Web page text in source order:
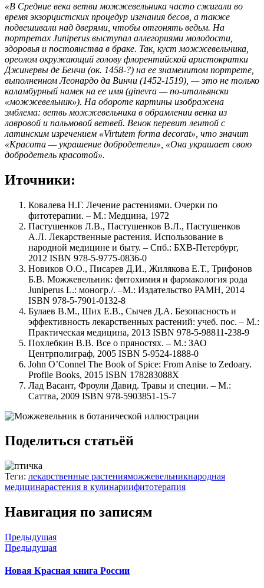
«В Средние века ветви можжевельника часто сжигали во
время экзорцистских процедур изгнания бесов, а также
подвешивали над дверями, чтобы отгонять ведьм. На
портретах Juniperus выступал аллегориями молодости,
здоровья и постоянства в браке. Так, куст можжевельника,
ореолом окружающий голову флорентийской аристократки
Джинервы де Бенчи (ок. 1458-?) на ее знаменитом портрете,
выполненном Леонардо да Винчи (1452-1519), — это не только
каламбурный намек на ее имя (ginevra — по-итальянски
«можжевельник»). На обороте картины изображена
эмблема: ветвь можжевельника в обрамлении венка из
лавровой и пальмовой ветвей. Венок перевит лентой с
латинским изречением «Virtutem forma decorat», что значит
«Красота — украшение добродетели», «Она украшает свою
добродетель красотой».
Иточники:
Ковалева Н.Г. Лечение растениями. Очерки по
фитотерапии. – М.: Медцина, 1972
Пастушенков Л.В., Пастушенков В.Л., Пастушенков
А.Л. Лекарственные растения. Использование в
народной медицине и быту. – Спб.: БХВ-Петербург,
2012 ISBN 978-5-9775-0836-0
Новиков О.О., Писарев Д.И., Жилякова Е.Т., Трифонов
Б.В. Можжевельник: фитохимия и фармакология рода
Juniperus L.: моногр./. –М.: Издательство РАМН, 2014
ISBN 978-5-7901-0132-8
Булаев В.М., Ших Е.В., Сычев Д.А. Безопасность и
эффективность лекарственных растений: учеб. пос. – М.:
Практическая медицина, 2013 ISBN 978-5-98811-238-9
Похлебкин В.В. Все о пряностях. – М.: ЗАО
Центрполиграф, 2005 ISBN 5-9524-1888-0
John O’Connel The Book of Spice: From Anise to Zedoary.
Profile Books, 2015 ISBN 178283088X
Лад Васант, Фроули Давид. Травы и специи. – М.:
Саттва, 2009 ISBN 978-5903851-15-7
Поделиться статьёй
Теги: лекарственные растенияможжевельникнародная
медицинарастения в кулинариифитотерапия
Навигация по записям
Предыдущая
Предыдущая
Новая Красная книга России